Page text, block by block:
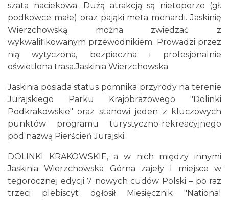
szata naciekowa. Dużą atrakcją są nietoperze (gł.
podkowce małe) oraz pająki meta menardi. Jaskinię
Wierzchowską można zwiedzać z
wykwalifikowanym przewodnikiem. Prowadzi przez
nią wytyczona, bezpieczna i profesjonalnie
oświetlona trasa.Jaskinia Wierzchowska
Jaskinia posiada status pomnika przyrody na terenie
Jurajskiego Parku Krajobrazowego "Dolinki
Podkrakowskie" oraz stanowi jeden z kluczowych
punktów programu turystyczno-rekreacyjnego
pod nazwą Pierścień Jurajski.
DOLINKI KRAKOWSKIE, a w nich między innymi
Jaskinia Wierzchowska Górna zajeły I miejsce w
tegorocznej edycji 7 nowych cudów Polski – po raz
trzeci plebiscyt ogłosił Miesięcznik "National